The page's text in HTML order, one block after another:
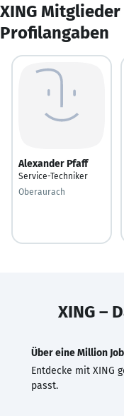
XING
Profilangaben
Alexander Pfaff
Service-Techniker
Oberaurach
XING –
Über eine Million
Entdecke mit XING
passt.